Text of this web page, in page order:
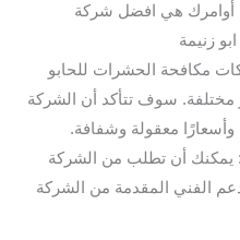
أوامرك هي افضل شركة
زنيمة
مكافحة الحشرات للحابو
مختلفة. سوف تتأكد أن الشركة
وأسعارًا معقولة وشفافة.
يمكنك أن تطلب من الشركة
الفني المقدمة من الشركة